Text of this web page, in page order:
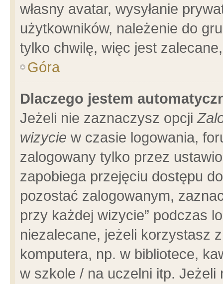
własny avatar, wysyłanie
użytkowników, należenie do
tylko chwilę, więc jest
Góra
Dlaczego jestem
Jeżeli nie zaznaczysz opcji
wizycie w czasie logowania,
zalogowany tylko przez
zapobiega przejęciu dostępu
pozostać zalogowanym,
przy każdej wizycie” podczas
niezalecane, jeżeli korzystasz
komputera, np. w bibliotece,
w szkole / na uczelni itp.